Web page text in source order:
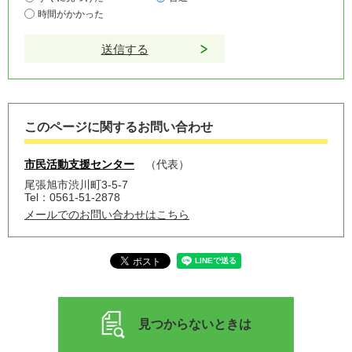
時間がかかった
このページに関するお問い合わせ
市民活動支援センター
代表
尾張旭市渋川町3-5-7
Tel：0561-51-2878
メールでのお問い合わせはこちら
見つからないときは